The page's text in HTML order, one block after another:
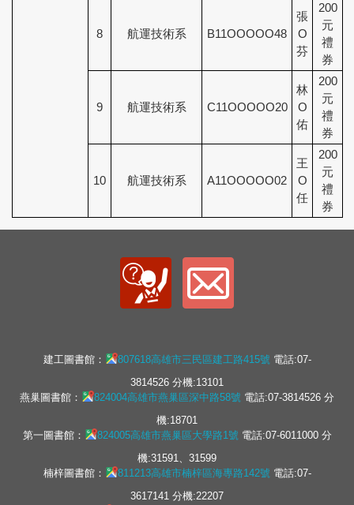
8 航運技術系 B11OOOOO48
張
O
芬
200
元
禮
券
9 航運技術系 C11OOOOO20
林
O
佑
200
元
禮
券
10 航運技術系 A11OOOOO02
王
O
任
200
元
禮
券
建工圖書館： 807618高雄市三民區建工路415號電話:07-
3814526 分機:13101
燕巢圖書館：
824004高雄市燕巢區深中路58號 電話:07-3814526 分
機:18701
第一圖書館：
824005高雄市燕巢區大學路1號電話:07-6011000 分
機:31591、31599
楠梓圖書館：
811213高雄市楠梓區海專路142號電話:07-
3617141 分機:22207